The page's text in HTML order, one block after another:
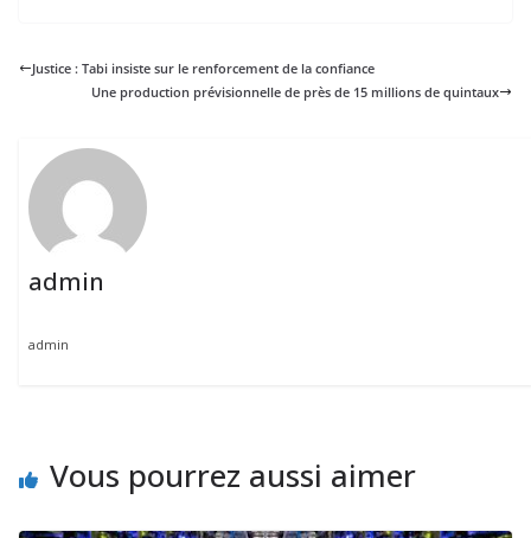
Justice : Tabi insiste sur le renforcement de la confiance
Une production prévisionnelle de près de 15 millions de quintaux
admin
admin
Vous pourrez aussi aimer